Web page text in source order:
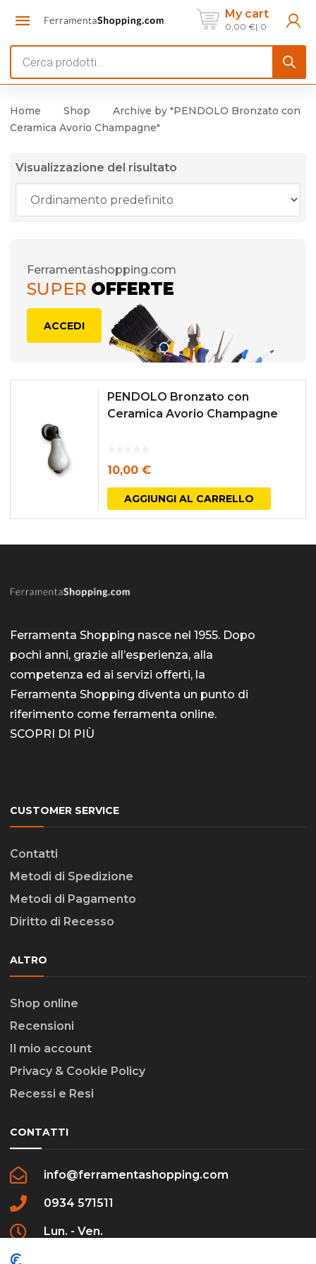
My cart
0,00 € 0
search
Home Shop
Archive by "PENDOLO Bronzato con
Ceramica Avorio Champagne"
Visualizzazione del risultato
Ferramentashopping.com
SUPER OFFERTE
ACCEDI
PENDOLO Bronzato con
Ceramica Avorio Champagne
10,00 €
AGGIUNGI AL CARRELLO
Ferramenta Shopping nasce nel 1955. Dopo
pochi anni, grazie all’esperienza, alla
competenza ed ai servizi offerti, la
Ferramenta Shopping diventa un punto di
riferimento come ferramenta online.
SCOPRI DI PIÙ
CUSTOMER SERVICE
Contatti
Metodi di Spedizione
Metodi di Pagamento
Diritto di Recesso
ALTRO
Shop online
Recensioni
Il mio account
Privacy & Cookie Policy
Recessi e Resi
CONTATTI
info@ferramentashopping.com
0934 571511
Lun. - Ven.